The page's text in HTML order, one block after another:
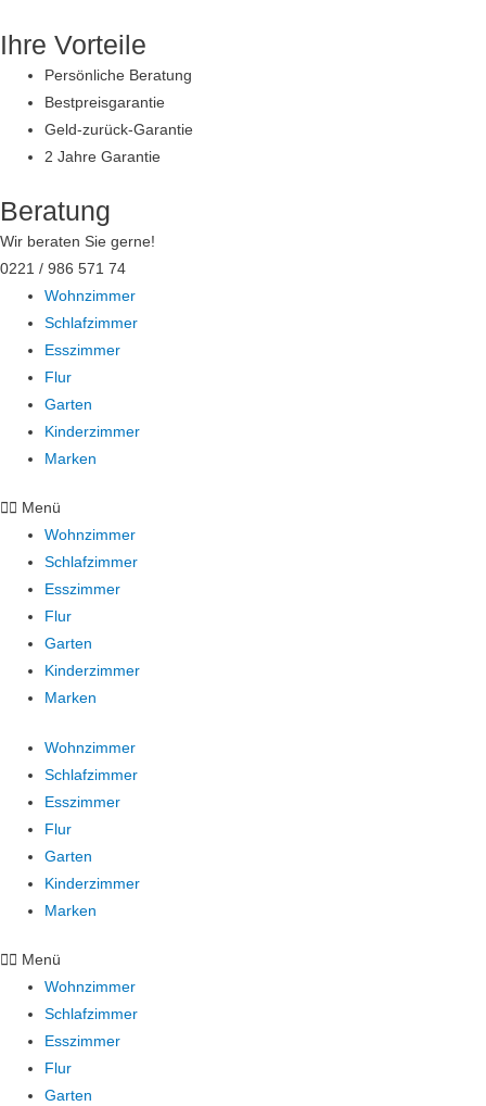
Inhalt
springen
Ihre Vorteile
Persönliche Beratung
Bestpreisgarantie
Geld-zurück-Garantie
2 Jahre Garantie
Beratung
Wir beraten Sie gerne!
0221 / 986 571 74
Wohnzimmer
Schlafzimmer
Esszimmer
Flur
Garten
Kinderzimmer
Marken
Menü
Wohnzimmer
Schlafzimmer
Esszimmer
Flur
Garten
Kinderzimmer
Marken
Wohnzimmer
Schlafzimmer
Esszimmer
Flur
Garten
Kinderzimmer
Marken
Menü
Wohnzimmer
Schlafzimmer
Esszimmer
Flur
Garten